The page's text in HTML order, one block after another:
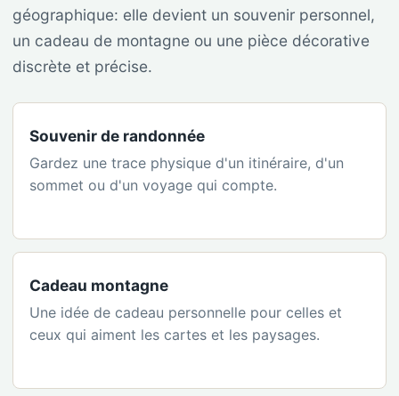
géographique: elle devient un souvenir personnel,
un cadeau de montagne ou une pièce décorative
discrète et précise.
Souvenir de randonnée
Gardez une trace physique d'un itinéraire, d'un
sommet ou d'un voyage qui compte.
Cadeau montagne
Une idée de cadeau personnelle pour celles et
ceux qui aiment les cartes et les paysages.